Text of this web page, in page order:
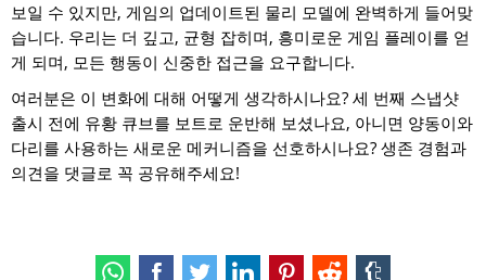
보일 수 있지만, 게임의 업데이트된 물리 모델에 완벽하게 들어맞
습니다. 우리는 더 깊고, 균형 잡히며, 흥미로운 게임 플레이를 얻
게 되며, 모든 행동이 신중한 접근을 요구합니다.
여러분은 이 변화에 대해 어떻게 생각하시나요? 세 번째 스냅샷
출시 전에 유황 큐브를 보트로 운반해 보셨나요, 아니면 양동이와
다리를 사용하는 새로운 메커니즘을 선호하시나요? 생존 경험과
의견을 댓글로 꼭 공유해주세요!